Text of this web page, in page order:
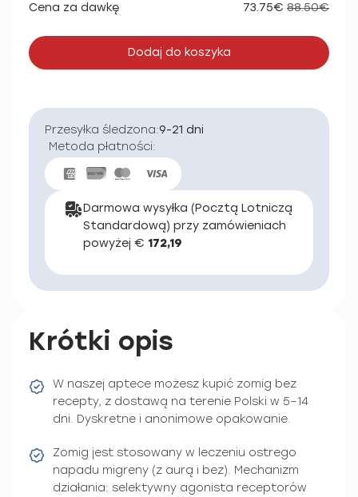
Cena za dawkę 73.75€ 88.50€
Dodaj do koszyka
Przesyłka śledzona:9-21 dni
Metoda płatności:
Darmowa wysyłka (Pocztą Lotniczą
Standardową) przy zamówieniach
powyżej € 172,19
Krótki opis
W naszej aptece możesz kupić zomig bez
recepty, z dostawą na terenie Polski w 5–14
dni. Dyskretne i anonimowe opakowanie.
Zomig jest stosowany w leczeniu ostrego
napadu migreny (z aurą i bez). Mechanizm
działania: selektywny agonista receptorów